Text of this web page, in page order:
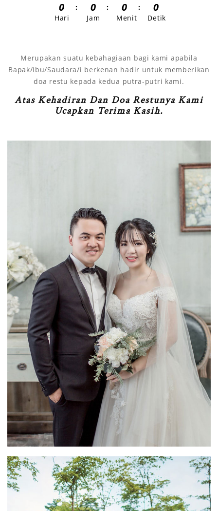
0
Hari
0
Jam
0
Menit
0
Detik
Merupakan suatu kebahagiaan bagi kami apabila
Bapak/Ibu/Saudara/i berkenan hadir untuk memberikan
doa restu kepada kedua putra-putri kami.
Atas Kehadiran Dan Doa Restunya Kami
Ucapkan Terima Kasih.